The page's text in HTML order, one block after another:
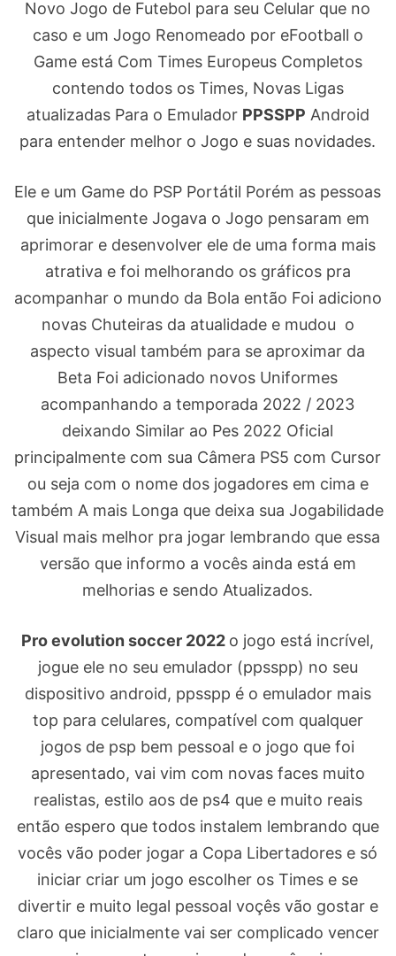
Novo Jogo de Futebol para seu Celular que no
caso e um Jogo Renomeado por eFootball o
Game está Com Times Europeus Completos
contendo todos os Times, Novas Ligas
atualizadas Para o Emulador PPSSPP Android
para entender melhor o Jogo e suas novidades.
Ele e um Game do PSP Portátil Porém as pessoas
que inicialmente Jogava o Jogo pensaram em
aprimorar e desenvolver ele de uma forma mais
atrativa e foi melhorando os gráficos pra
acompanhar o mundo da Bola então Foi adiciono
novas Chuteiras da atualidade e mudou o
aspecto visual também para se aproximar da
Beta Foi adicionado novos Uniformes
acompanhando a temporada 2022 / 2023
deixando Similar ao Pes 2022 Oficial
principalmente com sua Câmera PS5 com Cursor
ou seja com o nome dos jogadores em cima e
também A mais Longa que deixa sua Jogabilidade
Visual mais melhor pra jogar lembrando que essa
versão que informo a vocês ainda está em
melhorias e sendo Atualizados.
Pro evolution soccer 2022 o jogo está incrível,
jogue ele no seu emulador (ppsspp) no seu
dispositivo android, ppsspp é o emulador mais
top para celulares, compatível com qualquer
jogos de psp bem pessoal e o jogo que foi
apresentado, vai vim com novas faces muito
realistas, estilo aos de ps4 que e muito reais
então espero que todos instalem lembrando que
vocês vão poder jogar a Copa Libertadores e só
iniciar criar um jogo escolher os Times e se
divertir e muito legal pessoal voçês vão gostar e
claro que inicialmente vai ser complicado vencer